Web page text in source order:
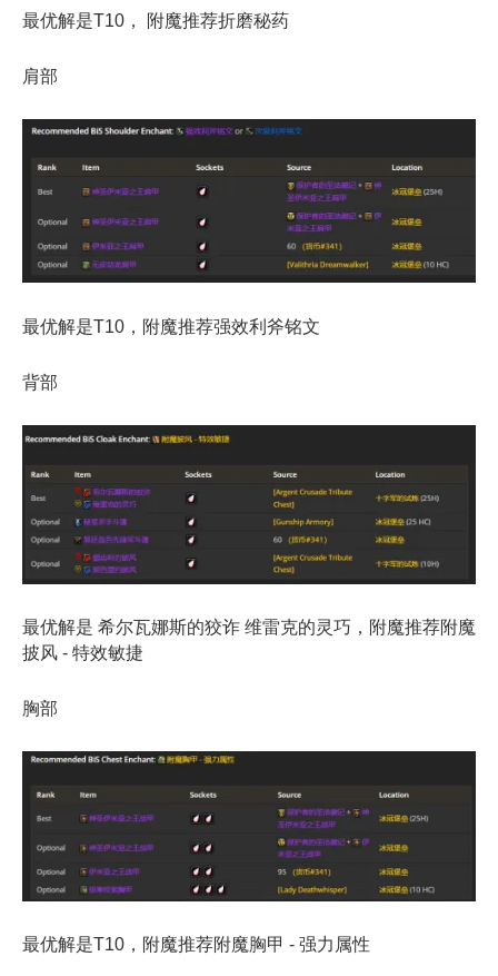
最优解是T10， 附魔推荐折磨秘药
肩部
最优解是T10，附魔推荐强效利斧铭文
背部
最优解是 希尔瓦娜斯的狡诈 维雷克的灵巧，附魔推荐附魔
披风 - 特效敏捷
胸部
最优解是T10，附魔推荐附魔胸甲 - 强力属性